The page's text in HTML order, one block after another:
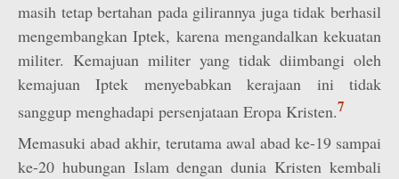
masih tetap bertahan pada gilirannya juga tidak berhasil
mengembangkan Iptek, karena mengandalkan kekuatan
militer. Kemajuan militer yang tidak diimbangi oleh
kemajuan Iptek menyebabkan kerajaan ini tidak
sanggup menghadapi persenjataan Eropa Kristen.7
Memasuki abad akhir, terutama awal abad ke-19 sampai
ke-20 hubungan Islam dengan dunia Kristen kembali